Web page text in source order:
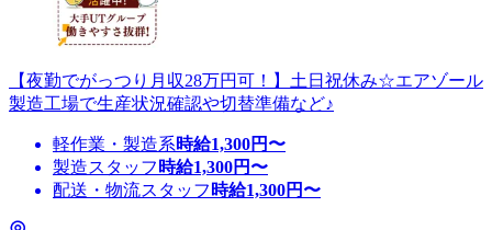
【夜勤でがっつり月収28万円可！】土日祝休み☆エアゾール
製造工場で生産状況確認や切替準備など♪
軽作業・製造系時給1,300円〜
製造スタッフ 時給1,300円〜
配送・物流スタッフ 時給1,300円〜